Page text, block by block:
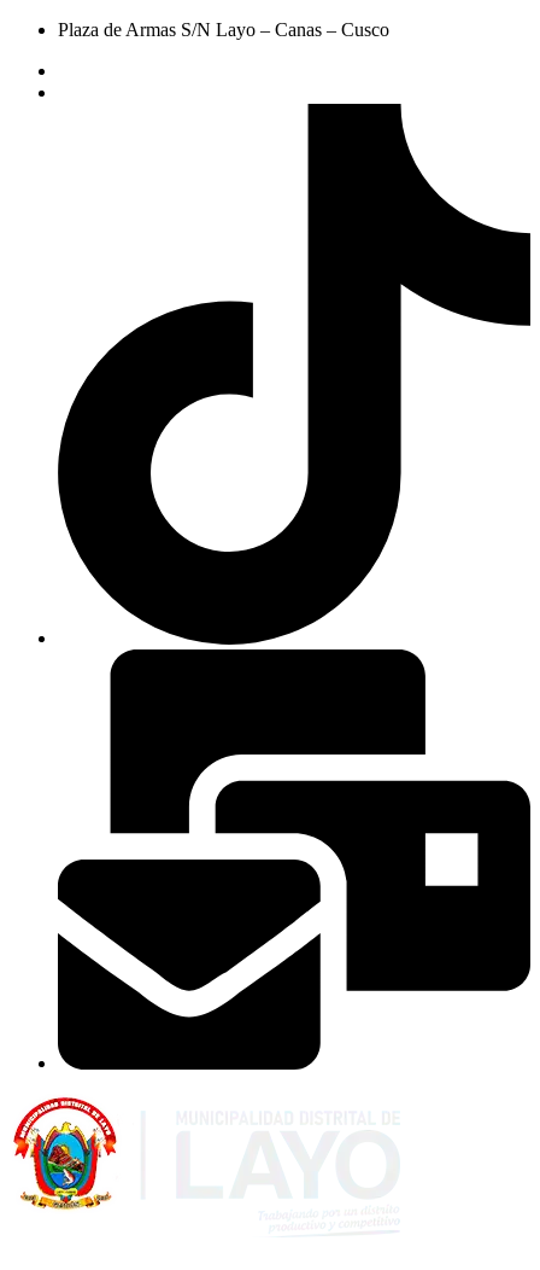
Plaza de Armas S/N Layo – Canas – Cusco